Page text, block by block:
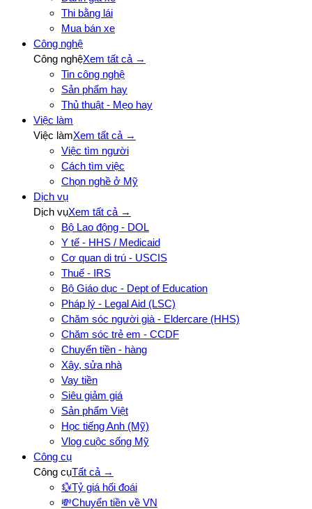
Thi bằng lái
Mua bán xe
Công nghệ
Công nghệXem tất cả →
Tin công nghệ
Sản phẩm hay
Thủ thuật - Mẹo hay
Việc làm
Việc làmXem tất cả →
Việc tìm người
Cách tìm việc
Chọn nghề ở Mỹ
Dịch vụ
Dịch vụXem tất cả →
Bộ Lao động - DOL
Y tế - HHS / Medicaid
Cơ quan di trú - USCIS
Thuế - IRS
Bộ Giáo dục - Dept of Education
Pháp lý - Legal Aid (LSC)
Chăm sóc người già - Eldercare (HHS)
Chăm sóc trẻ em - CCDF
Chuyển tiền - hàng
Xây, sửa nhà
Vay tiền
Siêu giảm giá
Sản phẩm Việt
Học tiếng Anh (Mỹ)
Vlog cuộc sống Mỹ
Công cụ
Công cụTất cả →
💱Tỷ giá hối đoái
💸Chuyển tiền về VN